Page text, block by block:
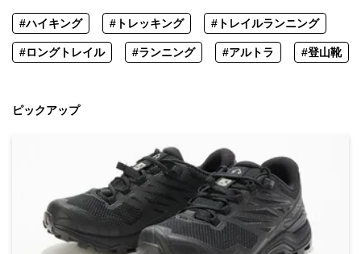
#ハイキング #トレッキング #トレイルランニング
#ロングトレイル #ランニング #アルトラ #登山靴
ピックアップ